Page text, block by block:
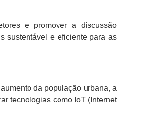
e promover a discussão
sustentável e eficiente para as
da população urbana, a
tecnologias como IoT (Internet